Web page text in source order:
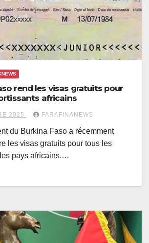
rend les visas gratuits pour
africains
2025 FARAFINANEWS
du Burkina Faso a récemment
les visas gratuits pour tous les
pays africains.…